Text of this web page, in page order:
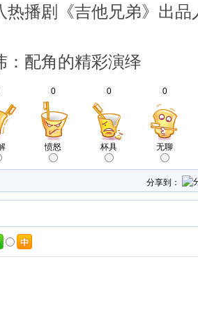
热播剧《吉他兄弟》出
：配角的精彩演绎
0
愤怒
0
杯具
0
无聊
分享到：